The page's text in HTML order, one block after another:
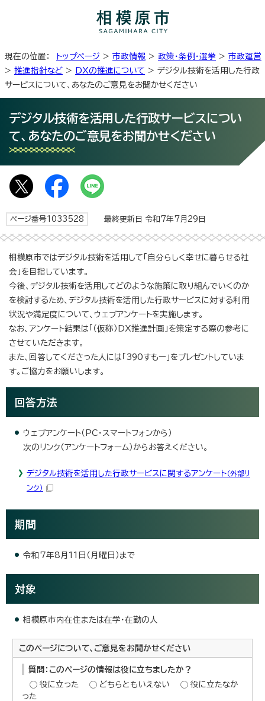
現在の位置： トップページ > 市政情報 > 政策・条例・選挙 > 市政運営
> 推進指針など > DXの推進について > デジタル技術を活用した行政
サービスについて、あなたのご意見をお聞かせください
デジタル技術を活用した行政サービスについ
て、あなたのご意見をお聞かせください
ページ番号1033528 最終更新日 令和7年7月29日
相模原市ではデジタル技術を活用して「自分らしく幸せに暮らせる社
会」を目指しています。
今後、デジタル技術を活用してどのような施策に取り組んでいくのか
を検討するため、デジタル技術を活用した行政サービスに対する利用
状況や満足度について、ウェブアンケートを実施します。
なお、アンケート結果は「（仮称）DX推進計画」を策定する際の参考に
させていただきます。
また、回答してくださった人には「390すもー」をプレゼントしていま
す。ご協力をお願いします。
回答方法
ウェブアンケート（PC・スマートフォンから）
次のリンク（アンケートフォーム）からお答えください。
デジタル技術を活用した行政サービスに関するアンケート（外部リ
ンク）
期間
令和7年8月11日（月曜日）まで
対象
相模原市内在住または在学・在勤の人
このページについて、ご意見をお聞かせください
質問：このページの情報は役に立ちましたか？
役に立った
どちらともいえない
役に立たなか
った